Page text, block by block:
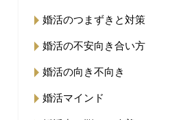
婚活のつまずきと対策
婚活の不安向き合い方
婚活の向き不向き
婚活マインド